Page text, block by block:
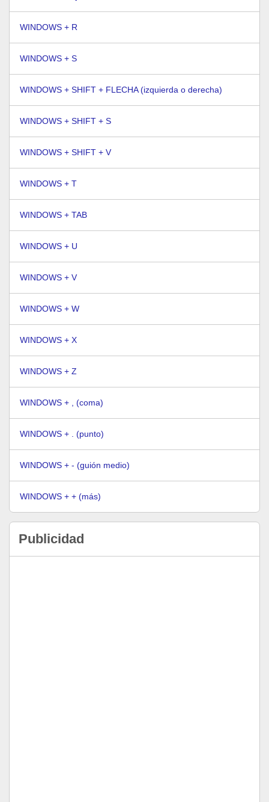
WINDOWS + R
WINDOWS + S
WINDOWS + SHIFT + FLECHA (izquierda o derecha)
WINDOWS + SHIFT + S
WINDOWS + SHIFT + V
WINDOWS + T
WINDOWS + TAB
WINDOWS + U
WINDOWS + V
WINDOWS + W
WINDOWS + X
WINDOWS + Z
WINDOWS + , (coma)
WINDOWS + . (punto)
WINDOWS + - (guión medio)
WINDOWS + + (más)
Publicidad